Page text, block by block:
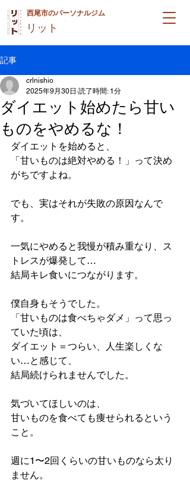
西尾市のパーソナルジム
リット
記事
ダイエット始めたら甘い
ものをやめるな！
crlnishio
2025年9月30日 読了時間: 1分
ダイエットを始めると、
「甘いものは絶対やめる！」って決め
がちですよね。
でも、実はそれが失敗の原因なんで
す。
一気にやめると我慢が積み重なり、ス
トレスが爆発して…
結局キレ食いにつながります。
僕自身もそうでした。
「甘いものは食べちゃダメ」って思っ
ていた頃は、
ダイエット＝つらい、人生楽しくな
い…と感じて、
結局続けられませんでした。
気づいてほしいのは、
甘いものを食べても痩せられるという
こと。
週に1〜2回くらいの甘いものなら太り
ません。